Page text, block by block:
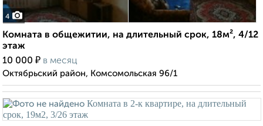
4
Комната в общежитии, на длительный срок, 18м², 4/12
этаж
10 000 ₽ в месяц
Октябрьский район, Комсомольская 96/1